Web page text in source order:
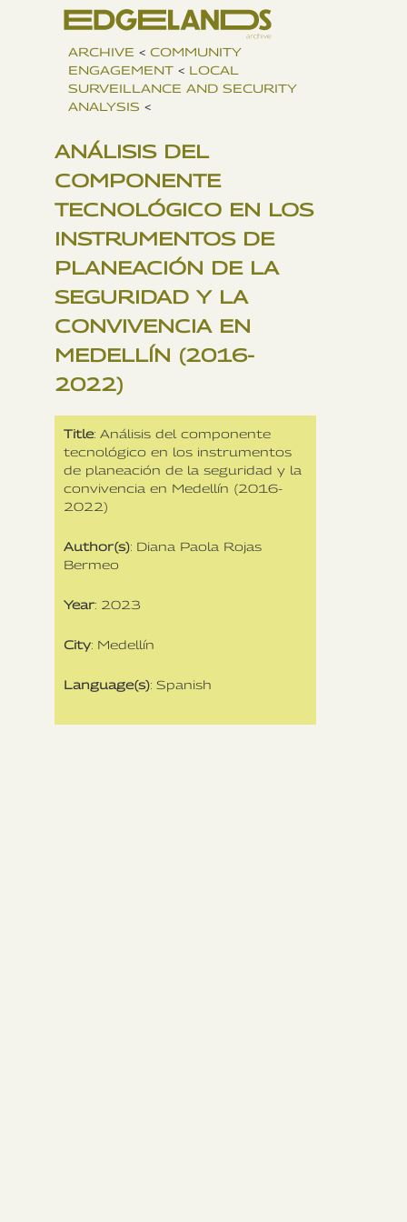
ARCHIVE < COMMUNITY
ENGAGEMENT < LOCAL
SURVEILLANCE AND SECURITY
ANALYSIS <
ANÁLISIS DEL
COMPONENTE
TECNOLÓGICO EN LOS
INSTRUMENTOS DE
PLANEACIÓN DE LA
SEGURIDAD Y LA
CONVIVENCIA EN
MEDELLÍN (2016-
2022)
Title: Análisis del componente
tecnológico en los instrumentos
de planeación de la seguridad y la
convivencia en Medellín (2016-
2022)
Author(s): Diana Paola Rojas
Bermeo
Year: 2023
City: Medellín
Language(s): Spanish